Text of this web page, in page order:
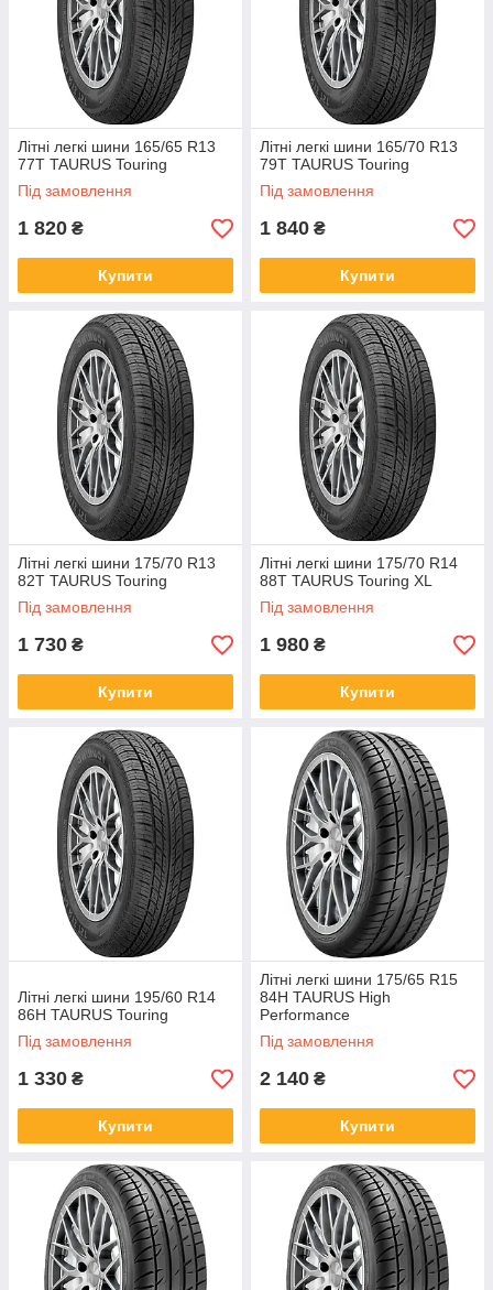
Літні легкі шини 165/65 R13
77T TAURUS Touring
Під замовлення
1 820 ₴
Купити
Літні легкі шини 165/70 R13
79T TAURUS Touring
Під замовлення
1 840 ₴
Купити
Літні легкі шини 175/70 R13
82T TAURUS Touring
Під замовлення
1 730 ₴
Купити
Літні легкі шини 175/70 R14
88T TAURUS Touring XL
Під замовлення
1 980 ₴
Купити
Літні легкі шини 195/60 R14
86H TAURUS Touring
Під замовлення
1 330 ₴
Купити
Літні легкі шини 175/65 R15
84H TAURUS High
Performance
Під замовлення
2 140 ₴
Купити